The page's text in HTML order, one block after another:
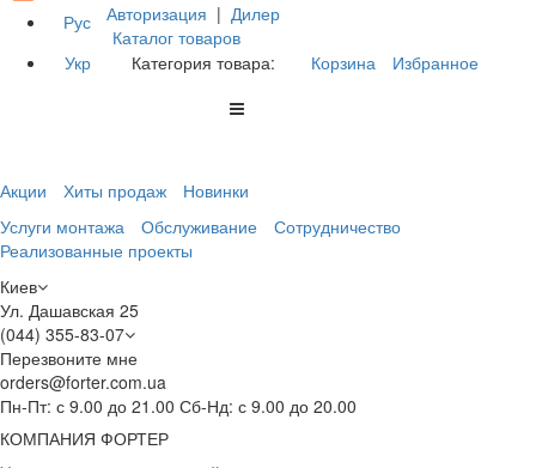
Рус
Укр
Авторизация | Дилер
Каталог товаров
Категория товара:
Корзина Избранное
Акции Хиты продаж
Новинки
Услуги монтажа
Обслуживание
Сотрудничество
Реализованные проекты
Киев
Ул. Дашавская 25
(044) 355-83-07
Перезвоните мне
orders@forter.com.ua
Пн-Пт: с 9.00 до 21.00 Сб-Нд: с 9.00 до 20.00
КОМПАНИЯ ФОРТЕР